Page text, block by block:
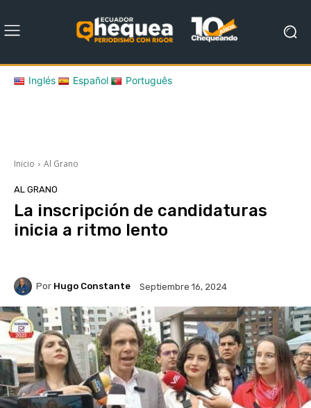
Inglés Español Português
Inicio Al Grano
AL GRANO
La inscripción de candidaturas
inicia a ritmo lento
Por Hugo Constante Septiembre 16, 2024